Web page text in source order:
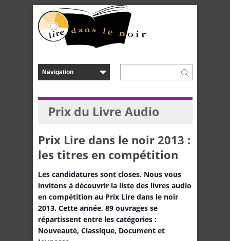
Prix du Livre Audio
Prix Lire dans le noir 2013 :
les titres en compétition
Les candidatures sont closes. Nous vous
invitons à découvrir la liste des livres audio
en compétition au Prix Lire dans le noir
2013. Cette année, 89 ouvrages se
répartissent entre les catégories :
Nouveauté, Classique, Document et